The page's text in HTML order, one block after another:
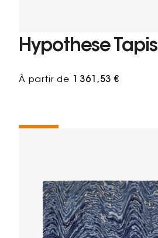
Hypothese Tapis
À partir de 1 361,53 €